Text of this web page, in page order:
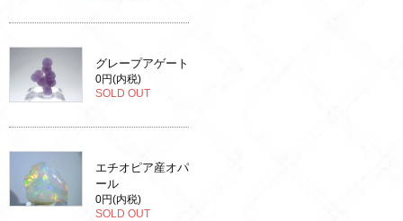
グレープアゲート
0円(内税)
SOLD OUT
エチオピア産オパ
ール
0円(内税)
SOLD OUT